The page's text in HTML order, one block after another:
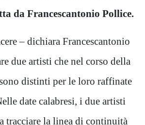
da Francescantonio Pollice.
– dichiara Francescantonio
due artisti che nel corso della
distinti per le loro raffinate
date calabresi, i due artisti
tracciare la linea di continuità